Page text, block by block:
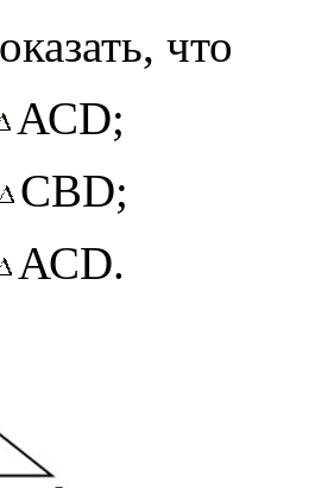
что
АСD;
СВD;
АСD.